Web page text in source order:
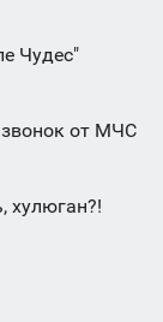
Чудес"
от МЧС
хулюган?!